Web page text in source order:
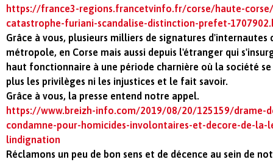
https://france3-regions.francetvinfo.fr/corse/haute-
catastrophe-furiani-scandalise-distinction-prefet-
Grâce à vous, plusieurs milliers de signatures d'internautes
métropole, en Corse mais aussi depuis l'étranger qui
haut fonctionnaire à une période charnière où la société
plus les privilèges ni les injustices et le fait savoir.
Grâce à vous, la presse entend notre appel.
https://www.breizh-info.com/2019/08/20/125159/drame-
condamne-pour-homicides-involontaires-et-decore-de-la-
lindignation
Réclamons un peu de bon sens et de décence au sein de